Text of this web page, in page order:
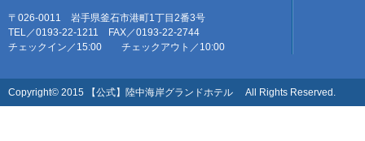
〒026-0011 岩手県釜石市港町1丁目2番3号
TEL／0193-22-1211 FAX／0193-22-2744
チェックイン／15:00 チェックアウト／10:00
Copyright© 2015 【公式】陸中海岸グランドホテル All Rights Reserved.